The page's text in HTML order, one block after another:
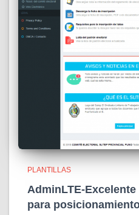
PLANTILLAS
AdminLTE-
para